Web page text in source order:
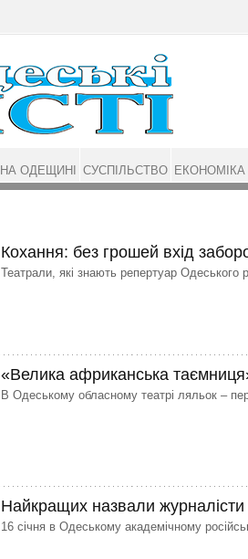
Кохання: без грошей вхід
Театрали, які знають репертуар Одесь­кого
«Велика африканська
В Одеському обласному театрі ляльок –
Найкращих назвали журналісти
16 січня в Одеському академічному
НА ОДЕЩИНІ СУСПІЛЬСТВО ЕКОНОМІКА